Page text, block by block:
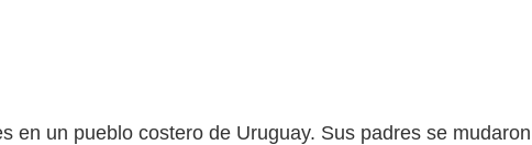
en un pueblo costero de Uruguay. Sus padres se mudaron